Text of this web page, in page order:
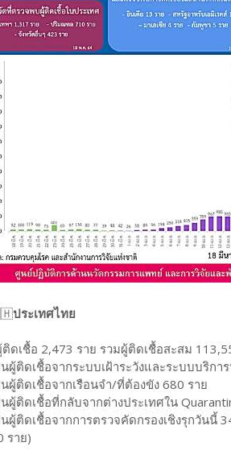
ประเทศไทย
ดเชื้อ 2,473 ราย รวมผู้ติดเชื้อสะสม
ติดเชื้อจากระบบเฝ้าระวังและระบบบริกา
ติดเชื้อจากเรือนจำ/ที่ต้องขัง 680 ราย
ติดเชื้อที่กลับจากต่างประเทศใน
ติดเชื้อจากการตรวจคัดกรองเชิงรุกวันนี้
ราย)